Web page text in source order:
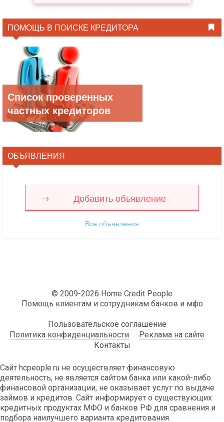
ПОМОЩЬ В ПОИСКЕ КРЕДИТОРА
Список проверенных
частных кредиторов
ОБЪЯВЛЕНИЯ
Добавить объявление
Все объявления
© 2009-2026 Home Credit People
Помощь клиентам и сотрудникам банков и мфо
Пользовательское соглашение
Политика конфиденциальности
Реклама на сайте
Контакты
Сайт hcpeople.ru не осуществляет финансовую
деятельность, не является сайтом банка или какой-либо
финансовой организации, не оказывает услуг по выдаче
займов и кредитов. Сайт информирует о существующих
кредитных продуктах МФО и банков РФ для сравнения и
подбора наилучшего варианта кредитования.